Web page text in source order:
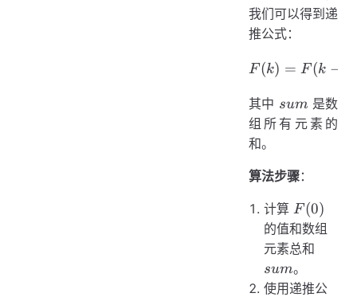
2]
我们可以得到递
推公式：
F(k) =
F (k) = F(k −
其中 sum
sum是数
组所有元素的
和。
算法步骤：
计算 F(0)
F(0)
的值和数组
元素总和
sum。
使用递推公